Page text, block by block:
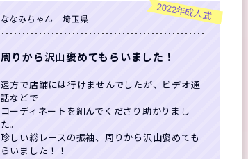
2022年成人式
ななみちゃん 埼玉県
周りから沢山褒めてもらいました！
遠方で店舗には行けませんでしたが、ビデオ通
話などで
コーディネートを組んでくださり助かりまし
た。
珍しい総レースの振袖、周りから沢山褒めても
らいました！！